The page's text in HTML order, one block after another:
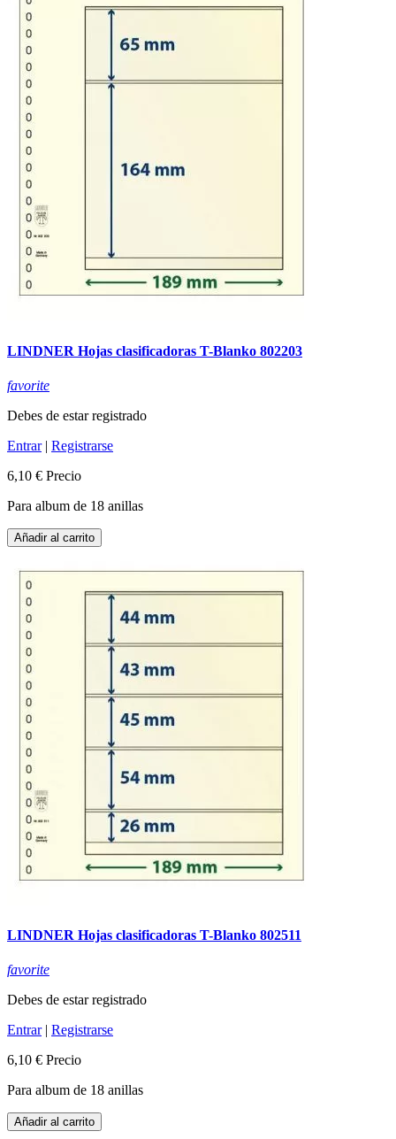
LINDNER Hojas clasificadoras T-Blanko 802203
favorite
Debes de estar registrado
Entrar| Registrarse
6,10 € Precio
Para album de 18 anillas
Añadir al carrito
LINDNER Hojas clasificadoras T-Blanko 802511
favorite
Debes de estar registrado
Entrar| Registrarse
6,10 € Precio
Para album de 18 anillas
Añadir al carrito